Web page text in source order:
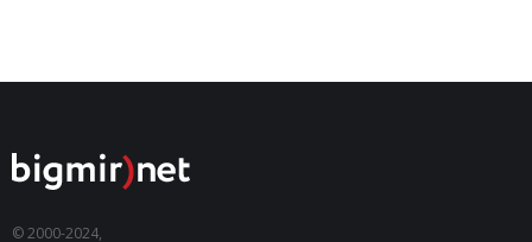
© 2000-2024,